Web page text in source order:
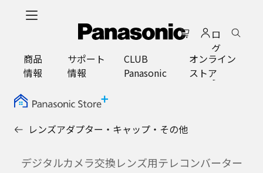
ロ
グ
イ
ン
商品
情報
サポート
情報
CLUB
Panasonic
オンライン
ストア
レンズアダプター・キャップ・その他
デジタルカメラ交換レンズ用テレコンバーター